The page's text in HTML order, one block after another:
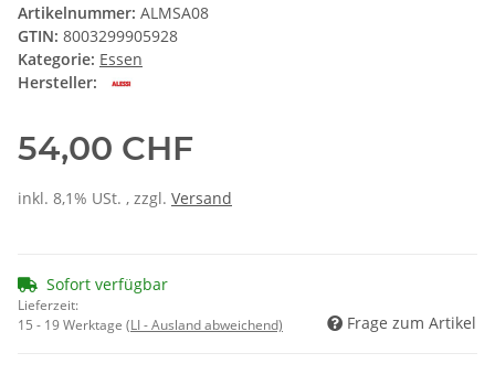
Artikelnummer: ALMSA08
GTIN: 8003299905928
Kategorie: Essen
Hersteller:
54,00 CHF
inkl. 8,1% USt. , zzgl. Versand
Sofort verfügbar
Lieferzeit:
15 - 19 Werktage (LI - Ausland abweichend) Frage zum Artikel